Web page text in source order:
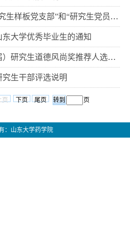
关于山东大学第三批“研究生样板党支部”和“研究生党员标兵”推荐公示
大学优秀毕业生的通知
山东大学2024年（第八届）研究生道德风尚奖推荐人选公示
究生干部评选说明
页 下页 尾页 页
：山东大学药学院